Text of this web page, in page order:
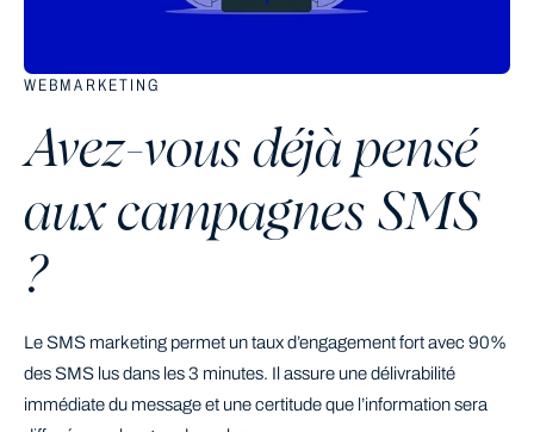
WEBMARKETING
Avez-vous déjà pensé
aux campagnes SMS
?
Le SMS marketing permet un taux d’engagement fort avec 90%
des SMS lus dans les 3 minutes. Il assure une délivrabilité
immédiate du message et une certitude que l’information sera